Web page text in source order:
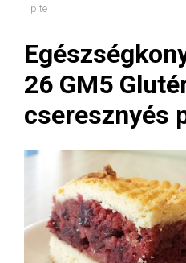
pite
26 GM5
cseresznyés